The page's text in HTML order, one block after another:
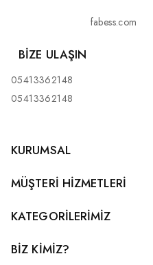
fabess.com
BIZE ULAŞIN
05413362148
05413362148
KURUMSAL
MÜŞTERI HIZMETLERI
KATEGORILERIMIZ
BİZ KİMİZ?